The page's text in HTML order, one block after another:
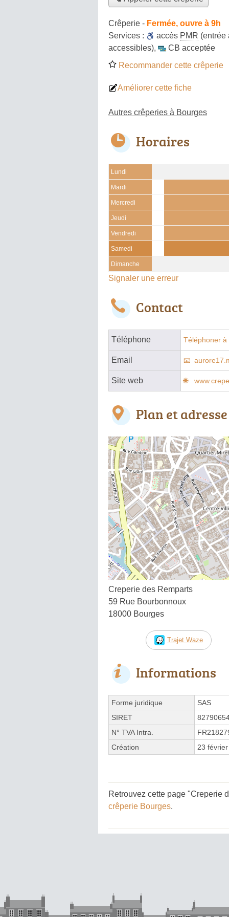
Crêperie - Fermée, ouvre à 9h
Services :
accès PMR (entrée
accessibles),
CB acceptée
Recommander cette crêperie
Améliorer cette fiche
Autres crêperies à Bourges
Horaires
Lundi
Mardi
Mercredi
Jeudi
Vendredi
Samedi
Dimanche
Signaler une erreur
Contact
Téléphone Téléphoner à
Email
Site web
Plan et adresse
Creperie des Remparts
59 Rue Bourbonnoux
18000 Bourges
Trajet Waze
Informations
Forme juridique
SAS
SIRET
N° TVA Intra.
Création
23
Retrouvez cette page "Creperie
crêperie Bourges.